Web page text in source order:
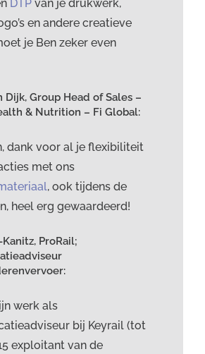
DTP van je drukwerk,
en andere creatieve
je Ben zeker even
Dijk, Group Head of Sales –
& Nutrition – Fi Global:
dank voor al je flexibiliteit
met ons
, ook tijdens de
heel erg gewaardeerd!
ProRail;
werk als
bij Keyrail (tot
exploitant van de